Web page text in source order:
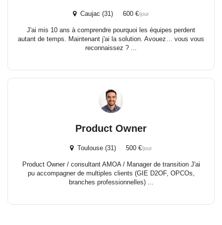
Caujac (31) 600 €/jour
J'ai mis 10 ans à comprendre pourquoi les équipes perdent
autant de temps. Maintenant j'ai la solution. Avouez… vous vous
reconnaissez ? ...
Product Owner
Toulouse (31) 500 €/jour
Product Owner / consultant AMOA / Manager de transition J'ai
pu accompagner de multiples clients (GIE D2OF, OPCOs,
branches professionnelles) ...